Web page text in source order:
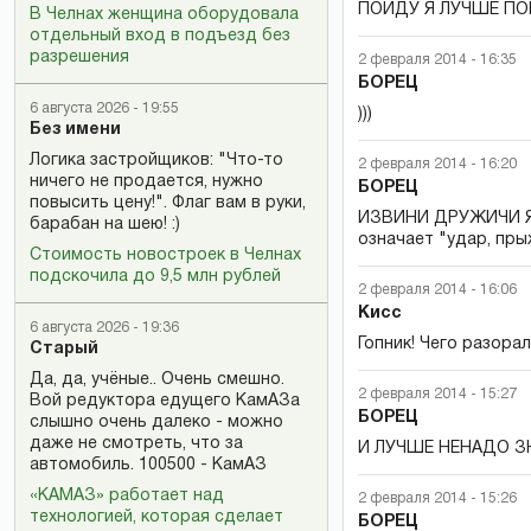
В Челнах женщина оборудовала
отдельный вход в подъезд без
разрешения
6 августа 2026 - 19:55
Без имени
Логика застройщиков: "Что-то
ничего не продается, нужно
повысить цену!". Флаг вам в руки,
барабан на шею! :)
Стоимость новостроек в Челнах
подскочила до 9,5 млн рублей
6 августа 2026 - 19:36
Старый
Да, да, учёные.. Очень смешно.
Вой редуктора едущего КамАЗа
слышно очень далеко - можно
даже не смотреть, что за
автомобиль. 100500 - КамАЗ
«КАМАЗ» работает над
технологией, которая сделает
ПОИДУ Я ЛУЧШЕ
2 февраля 2014 - 16:35
БОРЕЦ
)))
2 февраля 2014 - 16:20
БОРЕЦ
ИЗВИНИ ДРУЖИЧИ Я
означает "удар,
2 февраля 2014 - 16:06
Кисс
Гопник! Чего
2 февраля 2014 - 15:27
БОРЕЦ
И ЛУЧШЕ НЕНАДО
2 февраля 2014 - 15:26
БОРЕЦ